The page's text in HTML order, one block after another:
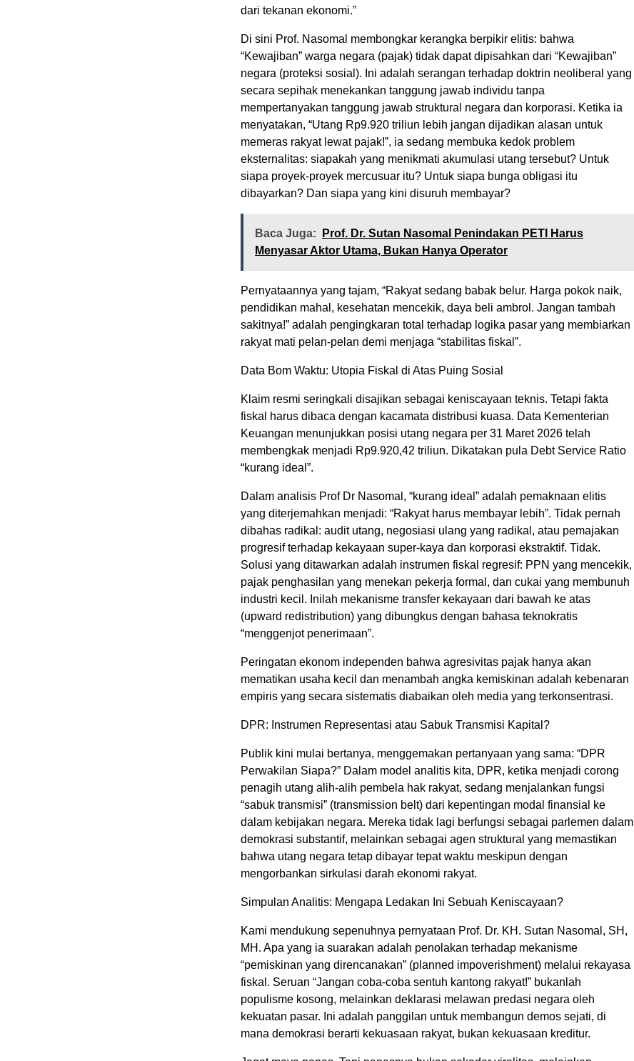
dari tekanan ekonomi.”
Di sini Prof. Nasomal membongkar kerangka berpikir elitis: bahwa
“Kewajiban” warga negara (pajak) tidak dapat dipisahkan dari “Kewajiban”
negara (proteksi sosial). Ini adalah serangan terhadap doktrin neoliberal yang
secara sepihak menekankan tanggung jawab individu tanpa
mempertanyakan tanggung jawab struktural negara dan korporasi. Ketika ia
menyatakan, “Utang Rp9.920 triliun lebih jangan dijadikan alasan untuk
memeras rakyat lewat pajak!”, ia sedang membuka kedok problem
eksternalitas: siapakah yang menikmati akumulasi utang tersebut? Untuk
siapa proyek-proyek mercusuar itu? Untuk siapa bunga obligasi itu
dibayarkan? Dan siapa yang kini disuruh membayar?
Baca Juga:
Prof. Dr. Sutan Nasomal Penindakan PETI Harus
Menyasar Aktor Utama, Bukan Hanya Operator
Pernyataannya yang tajam, “Rakyat sedang babak belur. Harga pokok naik,
pendidikan mahal, kesehatan mencekik, daya beli ambrol. Jangan tambah
sakitnya!” adalah pengingkaran total terhadap logika pasar yang membiarkan
rakyat mati pelan-pelan demi menjaga “stabilitas fiskal”.
Data Bom Waktu: Utopia Fiskal di Atas Puing Sosial
Klaim resmi seringkali disajikan sebagai keniscayaan teknis. Tetapi fakta
fiskal harus dibaca dengan kacamata distribusi kuasa. Data Kementerian
Keuangan menunjukkan posisi utang negara per 31 Maret 2026 telah
membengkak menjadi Rp9.920,42 triliun. Dikatakan pula Debt Service Ratio
“kurang ideal”.
Dalam analisis Prof Dr Nasomal, “kurang ideal” adalah pemaknaan elitis
yang diterjemahkan menjadi: “Rakyat harus membayar lebih”. Tidak pernah
dibahas radikal: audit utang, negosiasi ulang yang radikal, atau pemajakan
progresif terhadap kekayaan super-kaya dan korporasi ekstraktif. Tidak.
Solusi yang ditawarkan adalah instrumen fiskal regresif: PPN yang mencekik,
pajak penghasilan yang menekan pekerja formal, dan cukai yang membunuh
industri kecil. Inilah mekanisme transfer kekayaan dari bawah ke atas
(upward redistribution) yang dibungkus dengan bahasa teknokratis
“menggenjot penerimaan”.
Peringatan ekonom independen bahwa agresivitas pajak hanya akan
mematikan usaha kecil dan menambah angka kemiskinan adalah kebenaran
empiris yang secara sistematis diabaikan oleh media yang terkonsentrasi.
DPR: Instrumen Representasi atau Sabuk Transmisi Kapital?
Publik kini mulai bertanya, menggemakan pertanyaan yang sama: “DPR
Perwakilan Siapa?” Dalam model analitis kita, DPR, ketika menjadi corong
penagih utang alih-alih pembela hak rakyat, sedang menjalankan fungsi
“sabuk transmisi” (transmission belt) dari kepentingan modal finansial ke
dalam kebijakan negara. Mereka tidak lagi berfungsi sebagai parlemen dalam
demokrasi substantif, melainkan sebagai agen struktural yang memastikan
bahwa utang negara tetap dibayar tepat waktu meskipun dengan
mengorbankan sirkulasi darah ekonomi rakyat.
Simpulan Analitis: Mengapa Ledakan Ini Sebuah Keniscayaan?
Kami mendukung sepenuhnya pernyataan Prof. Dr. KH. Sutan Nasomal, SH,
MH. Apa yang ia suarakan adalah penolakan terhadap mekanisme
“pemiskinan yang direncanakan” (planned impoverishment) melalui rekayasa
fiskal. Seruan “Jangan coba-coba sentuh kantong rakyat!” bukanlah
populisme kosong, melainkan deklarasi melawan predasi negara oleh
kekuatan pasar. Ini adalah panggilan untuk membangun demos sejati, di
mana demokrasi berarti kekuasaan rakyat, bukan kekuasaan kreditur.